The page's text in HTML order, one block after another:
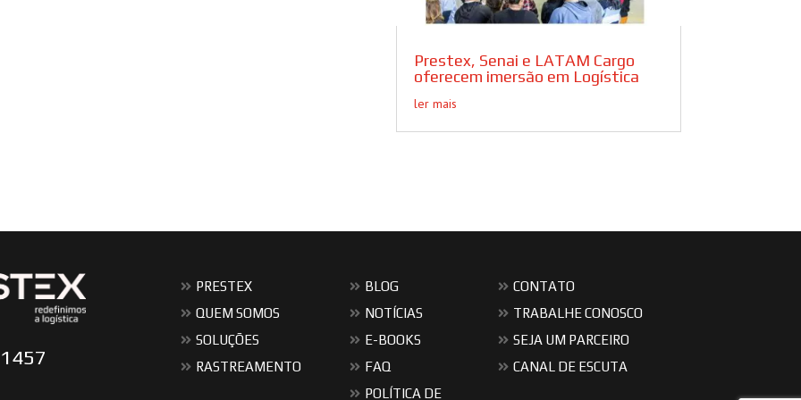
Prestex, Senai e LATAM Cargo
oferecem imersão em Logística
ler mais
PRESTEX
QUEM SOMOS
SOLUÇÕES
RASTREAMENTO
BLOG
NOTÍCIAS
E-BOOKS
FAQ
POLÍTICA DE
CONTATO
TRABALHE CONOSCO
SEJA UM PARCEIRO
CANAL DE ESCUTA